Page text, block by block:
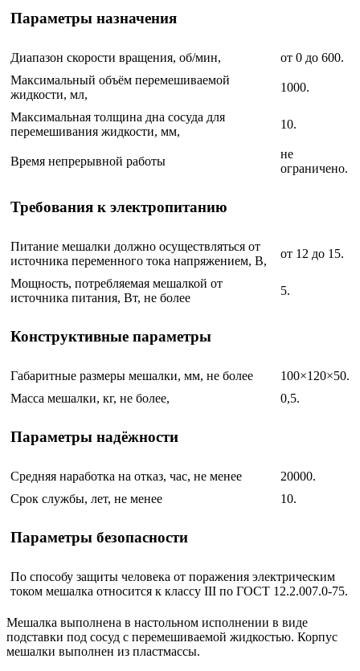
Параметры назначения
Диапазон скорости вращения, об/мин,
от 0 до 600.
Максимальный объём перемешиваемой
жидкости, мл,
1000.
Максимальная толщина дна сосуда для
перемешивания жидкости, мм,
10.
Время непрерывной работы
не
ограничено.
Требования к электропитанию
Питание мешалки должно осуществляться от
источника переменного тока напряжением, В,
от 12 до 15.
Мощность, потребляемая мешалкой от
источника питания, Вт, не более
5.
Конструктивные параметры
Габаритные размеры мешалки, мм, не более
100×120×50.
Масса мешалки, кг, не более,
0,5.
Параметры надёжности
Средняя наработка на отказ, час, не менее
20000.
Срок службы, лет, не менее
10.
Параметры безопасности
По способу защиты человека от поражения электрическим
током мешалка относится к классу III по ГОСТ 12.2.007.0-75.
Мешалка выполнена в настольном исполнении в виде
подставки под сосуд с перемешиваемой жидкостью. Корпус
мешалки выполнен из пластмассы.